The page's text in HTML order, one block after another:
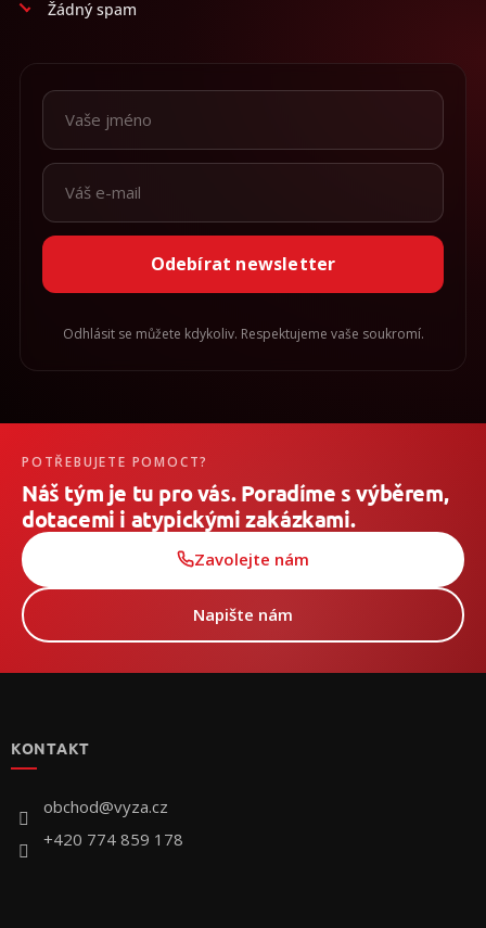
Žádný spam
Odebírat newsletter
Odhlásit se můžete kdykoliv. Respektujeme vaše soukromí.
POTŘEBUJETE POMOCT?
Náš tým je tu pro vás. Poradíme s výběrem,
dotacemi i atypickými zakázkami.
Zavolejte nám
Napište nám
KONTAKT
obchod@vyza.cz
+420 774 859 178